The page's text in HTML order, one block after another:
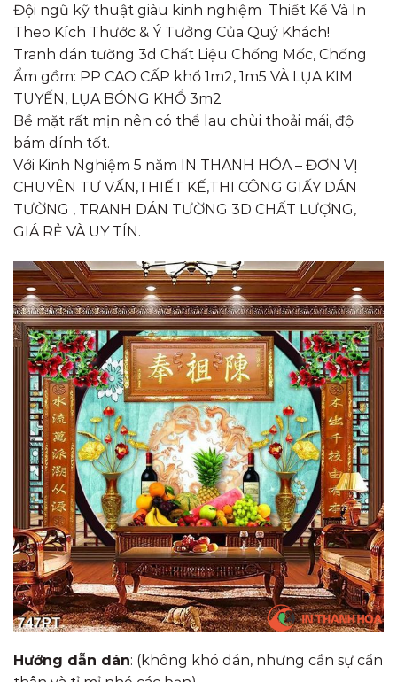
Đội ngũ kỹ thuật giàu kinh nghiệm Thiết Kế Và In
Theo Kích Thước & Ý Tưởng Của Quý Khách!
Tranh dán tường 3d Chất Liệu Chống Mốc, Chống
Ẩm gồm: PP CAO CẤP khổ 1m2, 1m5 VÀ LỤA KIM
TUYẾN, LỤA BÓNG KHỔ 3m2
Bề mặt rất mịn nên có thể lau chùi thoải mái, độ
bám dính tốt.​
Với Kinh Nghiệm 5 năm IN THANH HÓA – ĐƠN VỊ
CHUYÊN TƯ VẤN,THIẾT KẾ,THI CÔNG GIẤY DÁN
TƯỜNG , TRANH DÁN TƯỜNG 3D CHẤT LƯỢNG,
GIÁ RẺ VÀ UY TÍN.
Hướng dẫn dán: (không khó dán, nhưng cần sự cẩn